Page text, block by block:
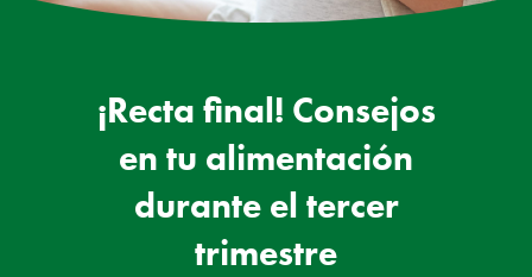
¡Recta final! Consejos
en tu alimentación
durante el tercer
trimestre